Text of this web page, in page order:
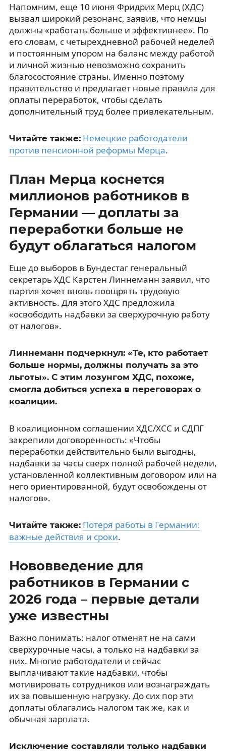
Напомним, еще 10 июня Фридрих Мерц (ХДС)
вызвал широкий резонанс, заявив, что немцы
должны «работать больше и эффективнее». По
его словам, с четырехдневной рабочей неделей
и постоянным упором на баланс между работой
и личной жизнью невозможно сохранить
благосостояние страны. Именно поэтому
правительство и предлагает новые правила для
оплаты переработок, чтобы сделать
дополнительный труд более привлекательным.
Читайте также: Немецкие работодатели
против пенсионной реформы Мерца.
План Мерца коснется
миллионов работников в
Германии — доплаты за
переработки больше не
будут облагаться налогом
Еще до выборов в Бундестаг генеральный
секретарь ХДС Карстен Линнеманн заявил, что
партия хочет вновь поощрять трудовую
активность. Для этого ХДС предложила
«освободить надбавки за сверхурочную работу
от налогов».
Линнеманн подчеркнул: «Те, кто работает
больше нормы, должны получать за это
льготы». С этим лозунгом ХДС, похоже,
смогла добиться успеха в переговорах о
коалиции.
В коалиционном соглашении ХДС/ХСС и СДПГ
закрепили договоренность: «Чтобы
переработки действительно были выгодны,
надбавки за часы сверх полной рабочей недели,
установленной коллективным договором или на
него ориентированной, будут освобождены от
налогов».
Читайте также: Потеря работы в Германии:
важные действия и сроки.
Нововведение для
работников в Германии с
2026 года – первые детали
уже известны
Важно понимать: налог отменят не на сами
сверхурочные часы, а только на надбавки за
них. Многие работодатели и сейчас
выплачивают такие надбавки, чтобы
мотивировать сотрудников или вознаграждать
их за повышенную нагрузку. До сих пор эти
доплаты облагались налогом так же, как и
обычная зарплата.
Исключение составляли только надбавки